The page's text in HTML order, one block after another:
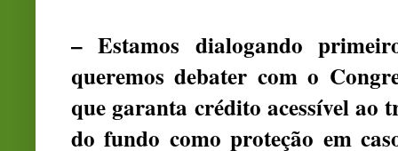
– Estamos dialogando
queremos debater com o
que garanta crédito acessível ao
do fundo como proteção em